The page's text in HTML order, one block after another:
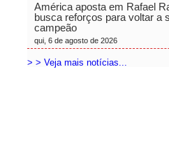
América aposta em Rafael
busca reforços para voltar a
campeão
qui, 6 de agosto de 2026
> > Veja mais notícias...